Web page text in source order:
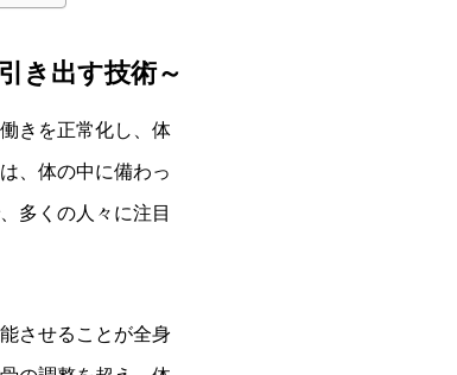
き出す技術～
きを正常化し、体
、体の中に備わっ
多くの人々に注目
させることが全身